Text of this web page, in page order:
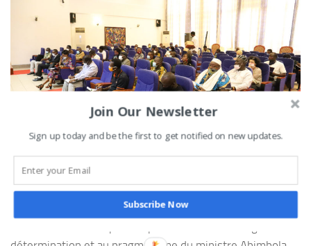
Tant attendue , cette initiative des classes culturelles
Join Our Newsletter
Sign up today and be the first to get notified on new updates.
Subscribe Now